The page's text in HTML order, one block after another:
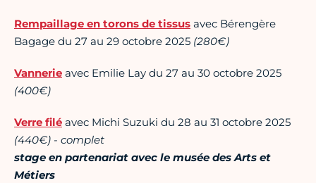
Rempaillage en torons de tissus avec Bérengère
Bagage du 27 au 29 octobre 2025 (280€)
Vannerie avec Emilie Lay du 27 au 30 octobre 2025
(400€)
Verre filé avec Michi Suzuki du 28 au 31 octobre 2025
(440€) - complet
stage en partenariat avec le musée des Arts et
Métiers